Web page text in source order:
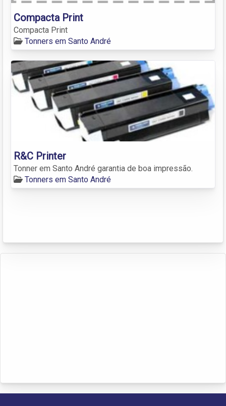
Compacta Print
Compacta Print
Tonners em Santo André
R&C Printer
Tonner em Santo André garantia de boa impressão.
Tonners em Santo André